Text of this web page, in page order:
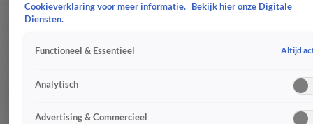
Cookieverklaring voor meer informatie.
Bekijk hier onze Digitale
Diensten.
Functioneel & Essentieel Altijd
Analytisch
Advertising & Commercieel